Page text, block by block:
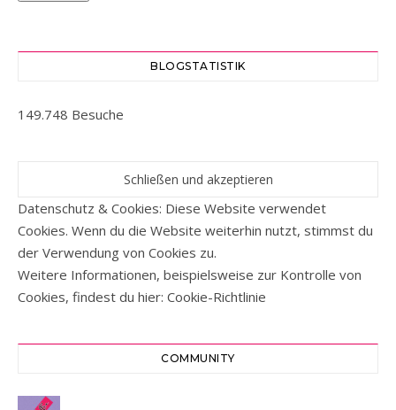
BLOGSTATISTIK
149.748 Besuche
Datenschutz & Cookies: Diese Website verwendet
Cookies. Wenn du die Website weiterhin nutzt, stimmst du
der Verwendung von Cookies zu.
Weitere Informationen, beispielsweise zur Kontrolle von
Cookies, findest du hier: Cookie-Richtlinie
COMMUNITY